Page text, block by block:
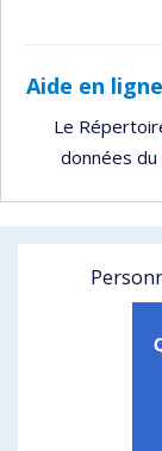
Aide en
Le
données du